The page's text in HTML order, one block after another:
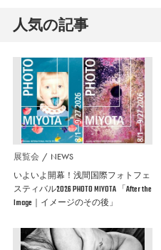
人気の記事
展覧会 NEWS
いよいよ開幕！浅間国際フォトフェ
スティバル2026 PHOTO MIYOTA 「After the
Image｜イメージのその後」